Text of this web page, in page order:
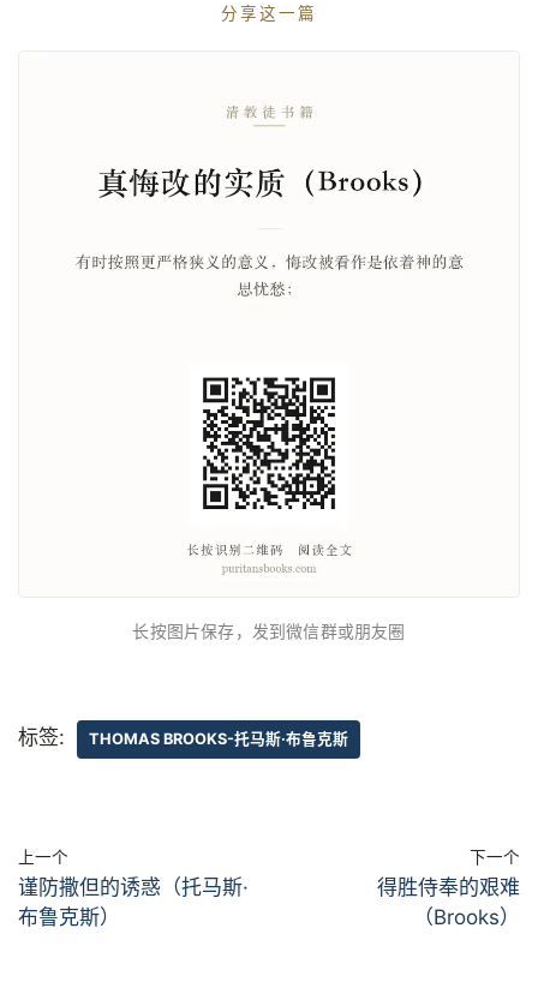
分享这一篇
长按图片保存，发到微信群或朋友圈
标签: THOMAS BROOKS-托马斯·布鲁克斯
上一个
谨防撒但的诱惑（托马斯·
布鲁克斯）
下一个
得胜侍奉的艰难
（Brooks）